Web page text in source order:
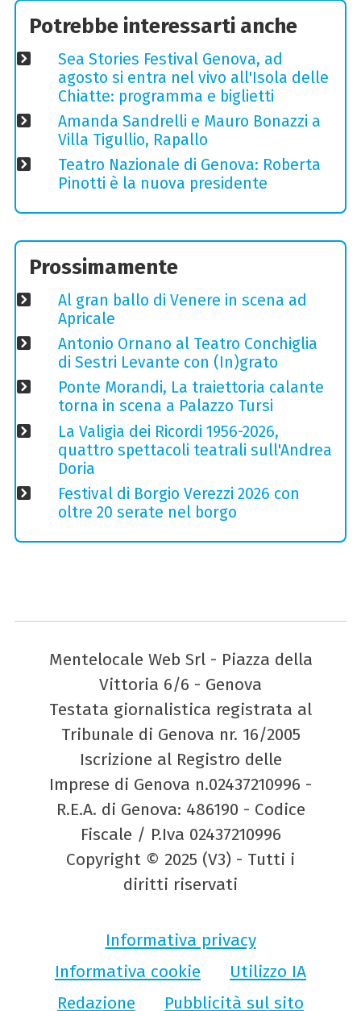
Potrebbe interessarti anche
Sea Stories Festival Genova, ad
agosto si entra nel vivo all'Isola delle
Chiatte: programma e biglietti
Amanda Sandrelli e Mauro Bonazzi a
Villa Tigullio, Rapallo
Teatro Nazionale di Genova: Roberta
Pinotti è la nuova presidente
Prossimamente
Al gran ballo di Venere in scena ad
Apricale
Antonio Ornano al Teatro Conchiglia
di Sestri Levante con (In)grato
Ponte Morandi, La traiettoria calante
torna in scena a Palazzo Tursi
La Valigia dei Ricordi 1956-2026,
quattro spettacoli teatrali sull'Andrea
Doria
Festival di Borgio Verezzi 2026 con
oltre 20 serate nel borgo
Mentelocale Web Srl - Piazza della
Vittoria 6/6 - Genova
Testata giornalistica registrata al
Tribunale di Genova nr. 16/2005
Iscrizione al Registro delle
Imprese di Genova n.02437210996 -
R.E.A. di Genova: 486190 - Codice
Fiscale / P.Iva 02437210996
Copyright © 2025 (V3) - Tutti i
diritti riservati
Informativa privacy
Informativa cookie
Utilizzo IA
Redazione
Pubblicità sul sito